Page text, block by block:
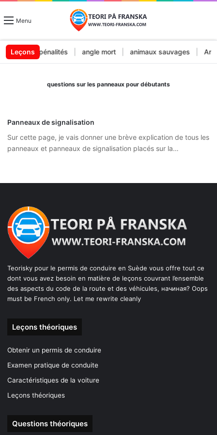
Menu
Leçonset pénalités | angle mort | animaux sauvages |
questions sur les panneaux pour débutants
Panneaux de signalisation
Sur cette page, je vais donner une brève explication de tous les
panneaux et panneaux de signalisation placés sur la…
Teorisky pour le permis de conduire en Suède vous offre tout ce
dont vous avez besoin en matière de leçons couvrant l’ensemble
des aspects du code de la route et des véhicules, начиная? Oops
must be French only. Let me rewrite cleanly
Leçons théoriques
Obtenir un permis de conduire
Examen pratique de conduite
Caractéristiques de la voiture
Leçons théoriques
Questions théoriques